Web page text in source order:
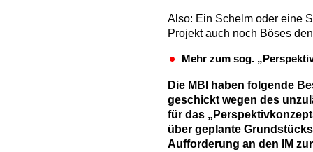
Also: Ein Schelm oder eine
Projekt auch noch Böses
Mehr zum sog.
Die MBI haben folgende
geschickt wegen des
für das
über geplante
Aufforderung an den IM